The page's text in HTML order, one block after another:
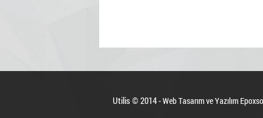
Utilis © 2014 -Web Tasarım ve Yazılım